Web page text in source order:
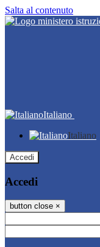
Salta al contenuto
Italiano
Italiano
Accedi
Accedi
button close ×